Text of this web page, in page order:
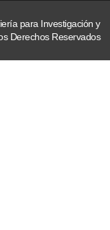
para Investigación y
Derechos Reservados